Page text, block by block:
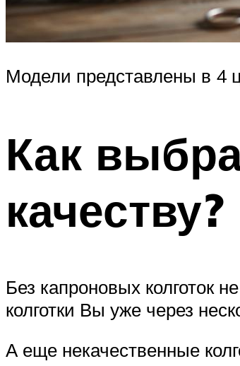
Модели представлены в 4
Как
качеству?
Без капроновых колготок
колготки Вы уже через
А еще некачественные